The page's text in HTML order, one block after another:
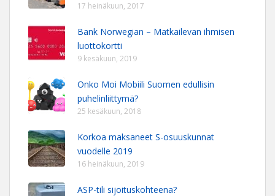
17 heinäkuun, 2017
Bank Norwegian – Matkailevan ihmisen
luottokortti
9 kesäkuun, 2019
Onko Moi Mobiili Suomen edullisin
puhelinliittymä?
25 kesäkuun, 2018
Korkoa maksaneet S-osuuskunnat
vuodelle 2019
16 heinäkuun, 2019
ASP-tili sijoituskohteena?